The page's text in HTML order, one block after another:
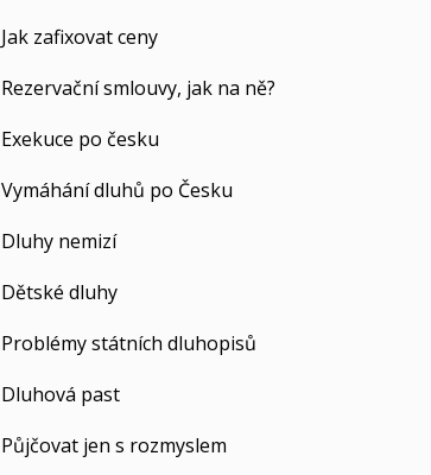
Jak zafixovat ceny
Rezervační smlouvy, jak na ně?
Exekuce po česku
Vymáhání dluhů po Česku
Dluhy nemizí
Dětské dluhy
Problémy státních dluhopisů
Dluhová past
Půjčovat jen s rozmyslem